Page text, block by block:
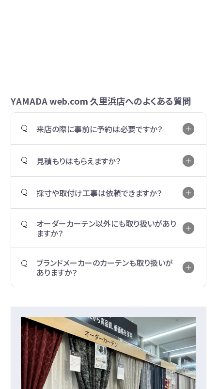
YAMADA web.com 久里浜店へのよくある質問
来店の際に事前に予約は必要ですか？
見積もりはもらえますか？
採寸や取付け工事は依頼できますか？
オーダーカーテン以外にも取り扱いがあり
ますか？
ブランドメーカーのカーテンも取り扱いが
ありますか？